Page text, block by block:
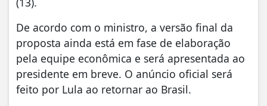
De acordo com o ministro, a versão final da
proposta ainda está em fase de elaboração
pela equipe econômica e será apresentada ao
presidente em breve. O anúncio oficial será
feito por Lula ao retornar ao Brasil.